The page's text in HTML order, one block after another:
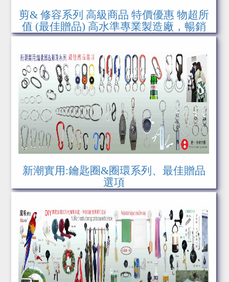
剪& 修容系列 高級商品 特價優惠 物超所
值 (最佳贈品) 高水準專業製造廠，暢銷
世界1百多國(日本、韓國、歐美、阿拉
新潮實用:鑰匙圈&圈環系列、最佳贈品
選項